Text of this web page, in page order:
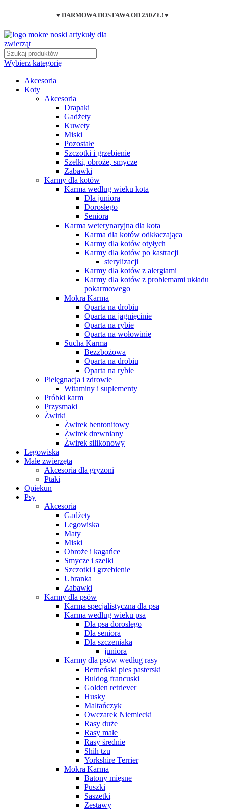
♥ DARMOWA DOSTAWA OD 250ZŁ! ♥
Wybierz kategorię
Akcesoria
Koty
Akcesoria
Drapaki
Gadżety
Kuwety
Miski
Pozostałe
Szczotki i grzebienie
Szelki, obroże, smycze
Zabawki
Karmy dla kotów
Karma według wieku kota
Dla juniora
Dorosłego
Seniora
Karma weterynaryjna dla kota
Karma dla kotów odkłaczająca
Karmy dla kotów otyłych
Karmy dla kotów po kastracji
sterylizacji
Karmy dla kotów z alergiami
Karmy dla kotów z problemami układu
pokarmowego
Mokra Karma
Oparta na drobiu
Oparta na jagnięcinie
Oparta na rybie
Oparta na wołowinie
Sucha Karma
Bezzbożowa
Oparta na drobiu
Oparta na rybie
Pielęgnacja i zdrowie
Witaminy i suplementy
Próbki karm
Przysmaki
Żwirki
Żwirek bentonitowy
Żwirek drewniany
Żwirek silikonowy
Legowiska
Małe zwierzęta
Akcesoria dla gryzoni
Ptaki
Opiekun
Psy
Akcesoria
Gadżety
Legowiska
Maty
Miski
Obroże i kagańce
Smycze i szelki
Szczotki i grzebienie
Ubranka
Zabawki
Karmy dla psów
Karma specjalistyczna dla psa
Karma według wieku psa
Dla psa dorosłego
Dla seniora
Dla szczeniaka
juniora
Karmy dla psów według rasy
Berneński pies pasterski
Buldog francuski
Golden retriever
Husky
Maltańczyk
Owczarek Niemiecki
Rasy duże
Rasy małe
Rasy średnie
Shih tzu
Yorkshire Terrier
Mokra Karma
Batony mięsne
Puszki
Saszetki
Zestawy